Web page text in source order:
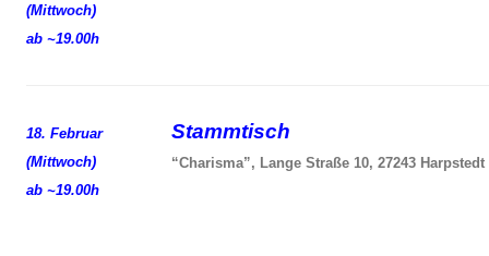
(Mittwoch)
ab ~19.00h
18. Februar
(Mittwoch)
ab ~19.00h
Stammtisch
“Charisma”, Lange Straße 10, 27243 Harpstedt